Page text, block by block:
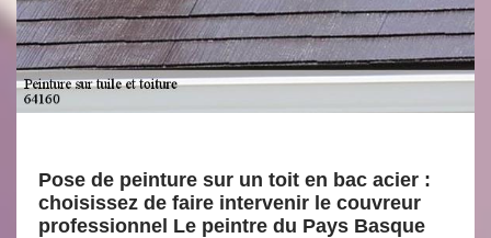
Pose de peinture sur un toit en bac acier :
choisissez de faire intervenir le couvreur
professionnel Le peintre du Pays Basque